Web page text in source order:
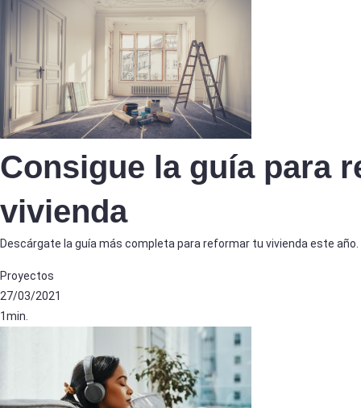
Consigue la guía para
vivienda
Descárgate la guía más completa para reformar tu vivienda este año.
Proyectos
27/03/2021
1min.